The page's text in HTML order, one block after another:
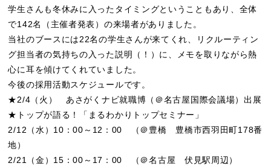
学生さんも冬休みに入ったタイミングということもあり、全体
で142名（主催者発表）の来場者がありました。
当社のブースには22名の学生さんが来てくれ、リクルーティン
グ担当者の気持ちの入った説明（！）に、メモを取りながら熱
心に耳を傾けてくれていました。
今後の採用活動スケジュールです。
★2/4（火） あさがくナビ就職博（＠名古屋国際会議場）出展
★トップが語る！「まるわかりトップセミナー」
2/12（水）10：00～12：00 （＠豊橋 豊橋市西羽田町178番
地）
2/21（金）15：00～17：00 （＠名古屋 伏見駅周辺）